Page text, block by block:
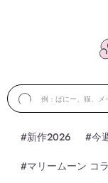
#新作2026 #今
#マリームーン コ